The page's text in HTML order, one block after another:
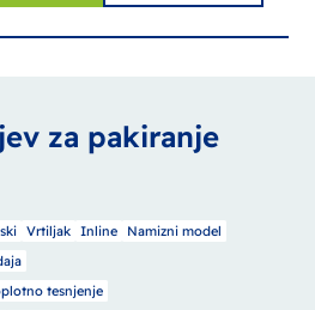
za pakiranje
Vrtiljak Inline
Namizni model
tesnjenje